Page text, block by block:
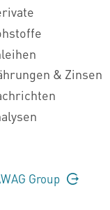
& Zinsen
Group